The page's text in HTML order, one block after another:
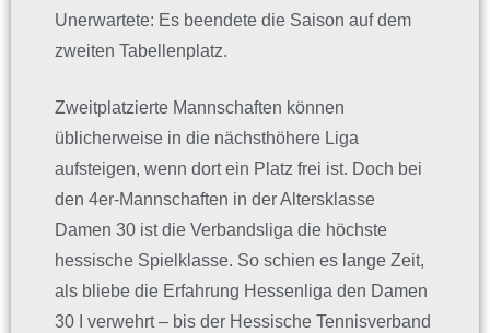
Unerwartete: Es beendete die Saison auf dem
zweiten Tabellenplatz.
Zweitplatzierte Mannschaften können
üblicherweise in die nächsthöhere Liga
aufsteigen, wenn dort ein Platz frei ist. Doch bei
den 4er-Mannschaften in der Altersklasse
Damen 30 ist die Verbandsliga die höchste
hessische Spielklasse. So schien es lange Zeit,
als bliebe die Erfahrung Hessenliga den Damen
30 I verwehrt – bis der Hessische Tennisverband